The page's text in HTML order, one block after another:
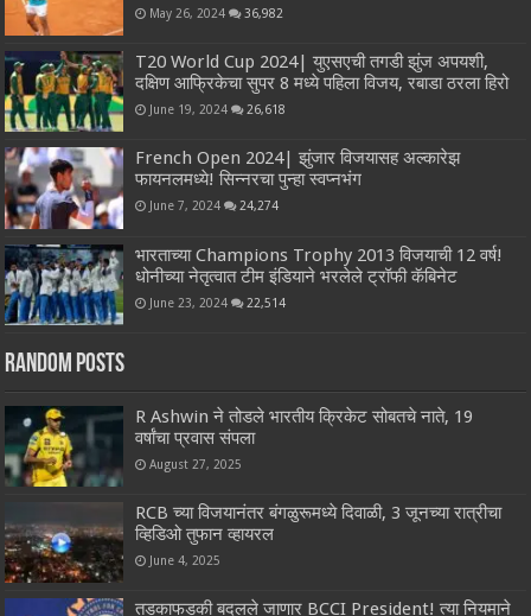
May 26, 2024 36,982
T20 World Cup 2024| युएसएची तगडी झुंज अपयशी,
दक्षिण आफ्रिकेचा सुपर 8 मध्ये पहिला विजय, रबाडा ठरला हिरो
June 19, 2024 26,618
French Open 2024| झुंजार विजयासह अल्कारेझ
फायनलमध्ये! सिन्नरचा पुन्हा स्वप्नभंग
June 7, 2024 24,274
भारताच्या Champions Trophy 2013 विजयाची 12 वर्ष!
धोनीच्या नेतृत्वात टीम इंडियाने भरलेले ट्रॉफी कॅबिनेट
June 23, 2024 22,514
Random Posts
R Ashwin ने तोडले भारतीय क्रिकेट सोबतचे नाते, 19
वर्षांचा प्रवास संपला
August 27, 2025
RCB च्या विजयानंतर बंगळुरूमध्ये दिवाळी, 3 जूनच्या रात्रीचा
व्हिडिओ तुफान व्हायरल
June 4, 2025
तडकाफडकी बदलले जाणार BCCI President! त्या नियमाने